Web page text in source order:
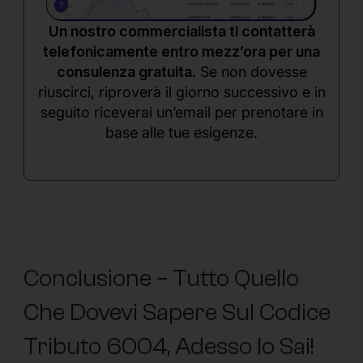
Un nostro commercialista ti contatterà
telefonicamente entro mezz’ora per una
consulenza gratuita. Se non dovesse
riuscirci, riproverà il giorno successivo e in
seguito riceverai un’email per prenotare in
base alle tue esigenze.
Conclusione – Tutto Quello
Che Dovevi Sapere Sul Codice
Tributo 6004, Adesso lo Sai!